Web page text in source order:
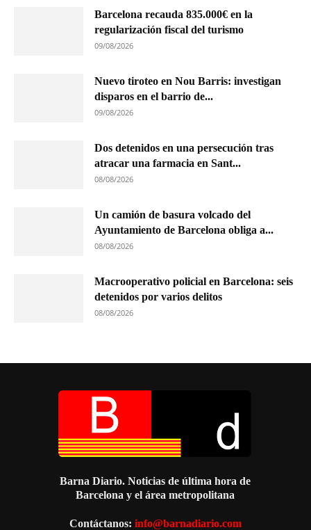
Barcelona recauda 835.000€ en la
regularización fiscal del turismo
09/08/2026
Nuevo tiroteo en Nou Barris: investigan
disparos en el barrio de...
09/08/2026
Dos detenidos en una persecución tras
atracar una farmacia en Sant...
08/08/2026
Un camión de basura volcado del
Ayuntamiento de Barcelona obliga a...
08/08/2026
Macrooperativo policial en Barcelona: seis
detenidos por varios delitos
08/08/2026
Barna Diario. Noticias de última hora de
Barcelona y el área metropolitana
Contáctanos: info@barnadiario.com